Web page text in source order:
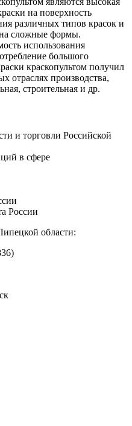
на поверхность
различных типов красок и
сложные формы.
использования
большого
краскопультом получил
отраслях производства,
строительная и др.
области: